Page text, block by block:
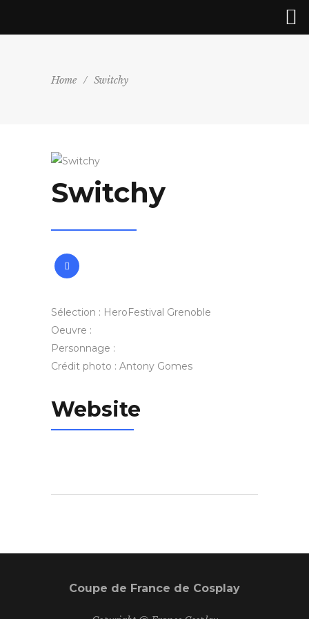
Home / Switchy
Switchy
Sélection : HeroFestival Grenoble
Oeuvre :
Personnage :
Crédit photo : Antony Gomes
Website
Coupe de France de Cosplay